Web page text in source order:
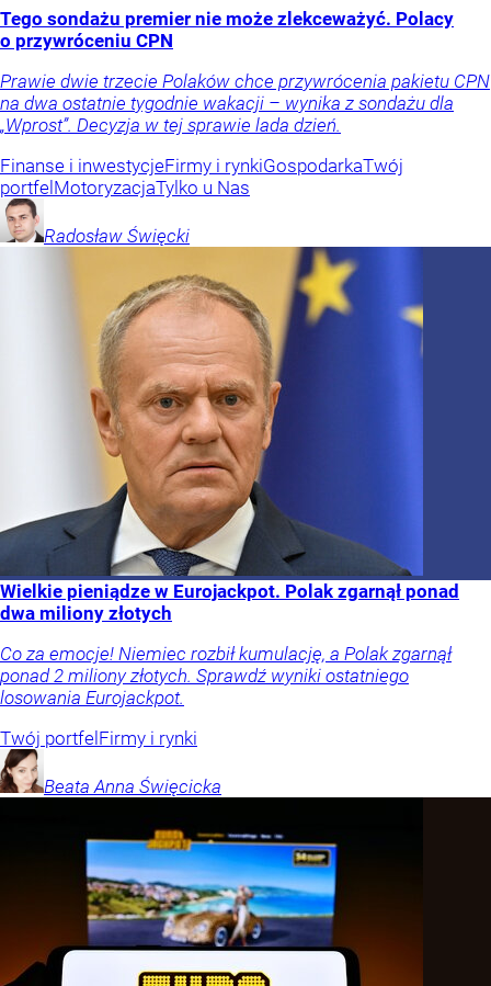
Tego sondażu premier nie może zlekceważyć. Polacy
o przywróceniu CPN
Prawie dwie trzecie Polaków chce przywrócenia pakietu CPN
na dwa ostatnie tygodnie wakacji – wynika z sondażu dla
„Wprost”. Decyzja w tej sprawie lada dzień.
Finanse i inwestycjeFirmy i rynkiGospodarkaTwój
portfel MotoryzacjaTylko u Nas
Radosław Święcki
Wielkie pieniądze w Eurojackpot. Polak zgarnął ponad
dwa miliony złotych
Co za emocje! Niemiec rozbił kumulację, a Polak zgarnął
ponad 2 miliony złotych. Sprawdź wyniki ostatniego
losowania Eurojackpot.
Twój portfel Firmy i rynki
Beata Anna Święcicka